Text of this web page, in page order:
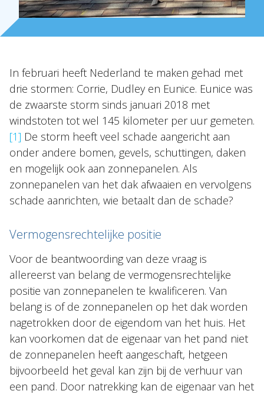
Onze mensen
Internationaal
Nieuws
NL EN DE FR
In februari heeft Nederland te maken gehad met
drie stormen: Corrie, Dudley en Eunice. Eunice was
de zwaarste storm sinds januari 2018 met
windstoten tot wel 145 kilometer per uur gemeten.
[1] De storm heeft veel schade aangericht aan
onder andere bomen, gevels, schuttingen, daken
en mogelijk ook aan zonnepanelen. Als
zonnepanelen van het dak afwaaien en vervolgens
schade aanrichten, wie betaalt dan de schade?
Vermogensrechtelijke positie
Voor de beantwoording van deze vraag is
allereerst van belang de vermogensrechtelijke
positie van zonnepanelen te kwalificeren. Van
belang is of de zonnepanelen op het dak worden
nagetrokken door de eigendom van het huis. Het
kan voorkomen dat de eigenaar van het pand niet
de zonnepanelen heeft aangeschaft, hetgeen
bijvoorbeeld het geval kan zijn bij de verhuur van
een pand. Door natrekking kan de eigenaar van het